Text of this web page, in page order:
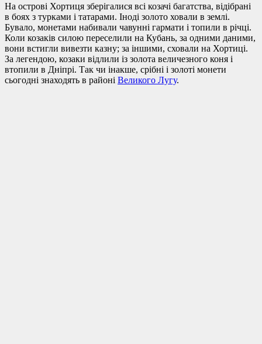
На острові Хортиця зберігалися всі козачі багатства, відібрані
в боях з турками і татарами. Іноді золото ховали в землі.
Бувало, монетами набивали чавунні гармати і топили в річці.
Коли козаків силою переселили на Кубань, за одними даними,
вони встигли вивезти казну; за іншими, сховали на Хортиці.
За легендою, козаки відлили із золота величезного коня і
втопили в Дніпрі. Так чи інакше, срібні і золоті монети
сьогодні знаходять в районі Великого Лугу.